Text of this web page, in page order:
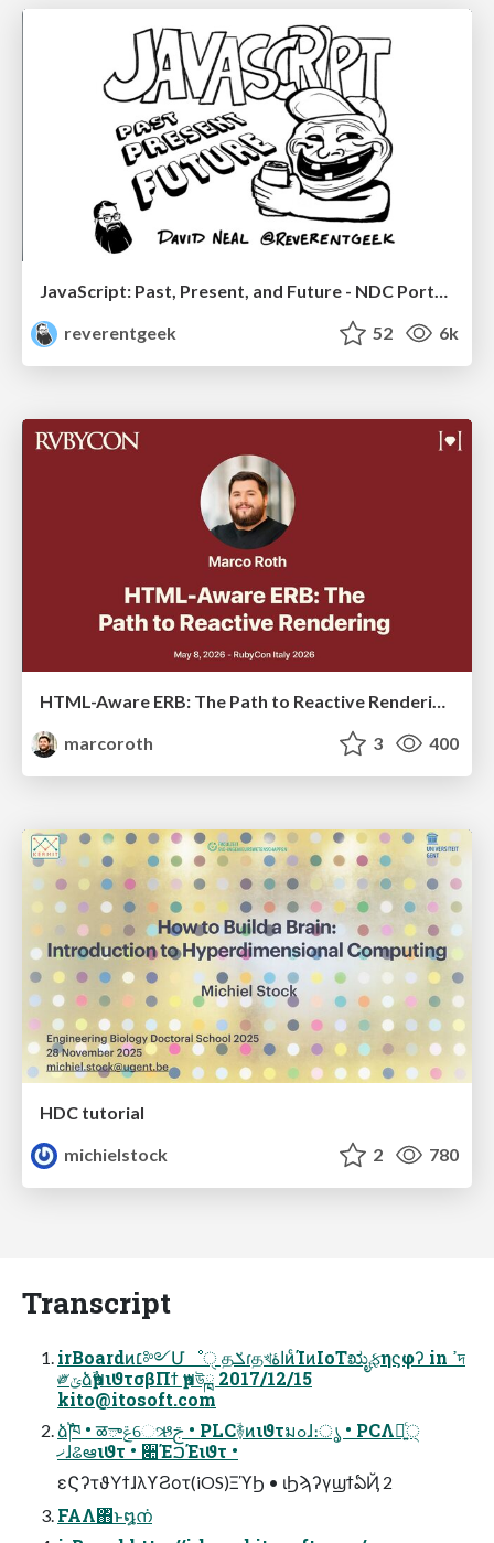
JavaScript: Past, Present, and Future - NDC Porto 2020
reverentgeek
52 6k
HTML-Aware ERB: The Path to Reactive Rendering @ RubyCon 2026, Rimini, Italy
marcoroth
3 400
HDC tutorial
michielstock
2 780
Transcript
irBoardͷ׆༻Մೳੑ தݎɾதখاۀͷͨΊͷIoTಋೖ࣮ફηϛφʔ in ߴদ
༗ݶձࣾҏ౻ιϑτσβΠϯ ҏ౻উྑ 2017/12/15
kito@itosoft.com
ձࣾ֓ཁ • ळాݝେઋࢢ • PLCؔ࿈ͷιϑτมߋɺ։ൃ • PCΛ༻੍͍ͨ
ޚɺଌఆιϑτ • ૊ΈࠐΈιϑτ •
εϚʔτϑΥϯɺλϒϨοτ(iOS)ΞϓϦ • ιϦϡʔγϣϯఏҊ 2
FAΛ΋ͬͱ໘ന͘